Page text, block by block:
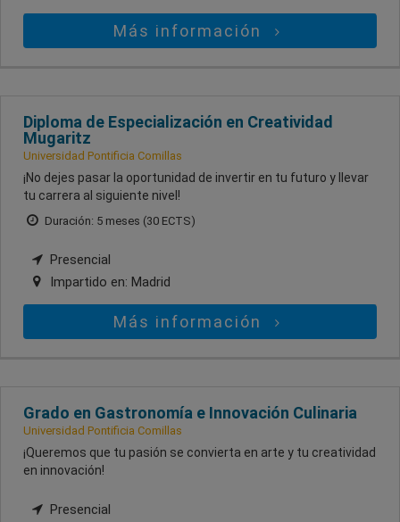
Más información
Diploma de Especialización en Creatividad
Mugaritz
Universidad Pontificia Comillas
¡No dejes pasar la oportunidad de invertir en tu futuro y llevar
tu carrera al siguiente nivel!
Duración: 5 meses (30 ECTS)
Presencial
Impartido en: Madrid
Más información
Grado en Gastronomía e Innovación Culinaria
Universidad Pontificia Comillas
¡Queremos que tu pasión se convierta en arte y tu creatividad
en innovación!
Presencial